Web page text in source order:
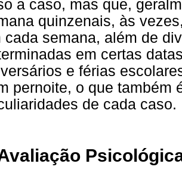
a caso, mas que,
quinzenais, às
cada semana, além de
em certas
e férias
pernoite, o que também
de cada caso.